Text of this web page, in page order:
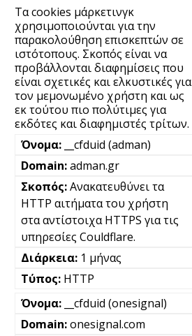
Τα cookies μάρκετινγκ
χρησιμοποιούνται για την
παρακολούθηση επισκεπτών σε
ιστότοπους. Σκοπός είναι να
προβάλλονται διαφημίσεις που
είναι σχετικές και ελκυστικές για
τον μεμονωμένο χρήστη και ως
εκ τούτου πιο πολύτιμες για
εκδότες και διαφημιστές τρίτων.
__cfduid (adman)
adman.gr
Ανακατευθύνει τα
HTTP αιτήματα του χρήστη
στα αντίστοιχα HTTPS για τις
υπηρεσίες Couldflare.
1 μήνας
HTTP
__cfduid (onesignal)
onesignal.com